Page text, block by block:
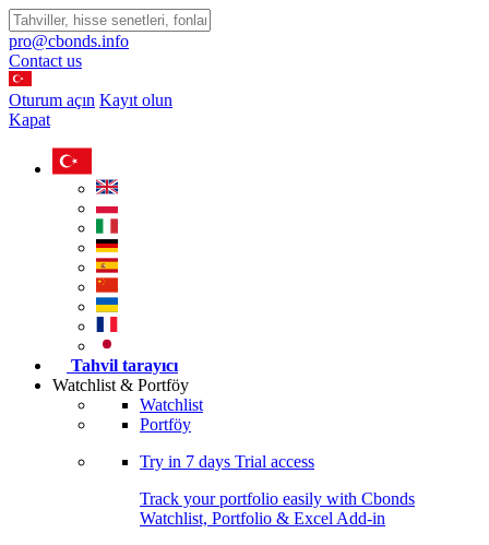
pro@cbonds.info
Contact us
Oturum açın Kayıt olun
Kapat
Tahvil tarayıcı
Watchlist & Portföy
Watchlist
Portföy
Try in 7 days Trial access
Track your portfolio easily with Cbonds
Watchlist, Portfolio & Excel Add-in